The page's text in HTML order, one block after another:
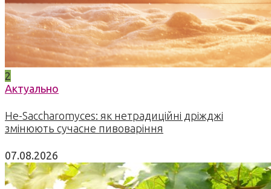
2
Актуально
Не-Saccharomyces: як нетрадиційні дріжджі
змінюють сучасне пивоваріння
07.08.2026